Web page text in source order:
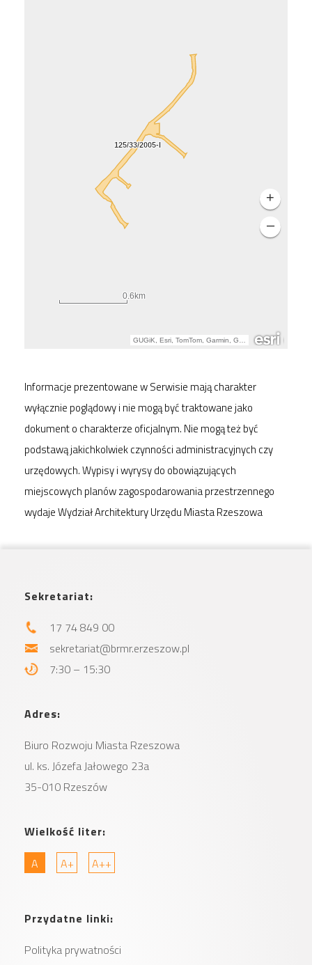
Informacje prezentowane w Serwisie mają charakter
wyłącznie poglądowy i nie mogą być traktowane jako
dokument o charakterze oficjalnym. Nie mogą też być
podstawą jakichkolwiek czynności administracyjnych czy
urzędowych. Wypisy i wyrysy do obowiązujących
miejscowych planów zagospodarowania przestrzennego
wydaje Wydział Architektury Urzędu Miasta Rzeszowa
Sekretariat:
17 74 849 00
sekretariat@brmr.erzeszow.pl
7:30 – 15:30
Adres:
Biuro Rozwoju Miasta Rzeszowa
ul. ks. Józefa Jałowego 23a
35-010 Rzeszów
Wielkość liter:
A
A+ A++
Przydatne linki:
Polityka prywatności